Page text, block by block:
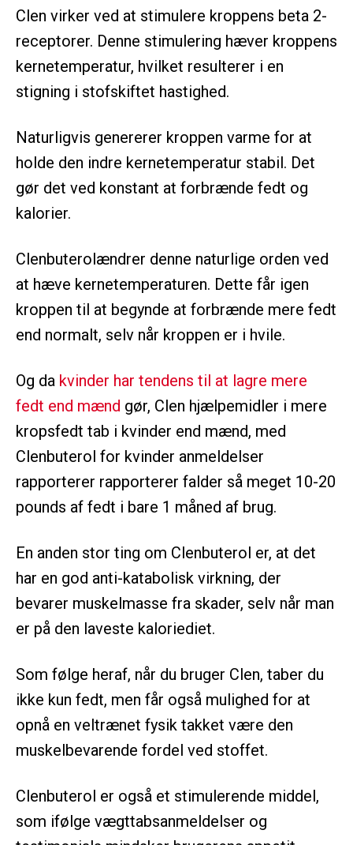
Clen virker ved at stimulere kroppens beta 2-
receptorer. Denne stimulering hæver kroppens
kernetemperatur, hvilket resulterer i en
stigning i stofskiftet hastighed.
Naturligvis genererer kroppen varme for at
holde den indre kernetemperatur stabil. Det
gør det ved konstant at forbrænde fedt og
kalorier.
Clenbuterolændrer denne naturlige orden ved
at hæve kernetemperaturen. Dette får igen
kroppen til at begynde at forbrænde mere fedt
end normalt, selv når kroppen er i hvile.
Og da kvinder har tendens til at lagre mere
fedt end mænd gør, Clen hjælpemidler i mere
kropsfedt tab i kvinder end mænd, med
Clenbuterol for kvinder anmeldelser
rapporterer rapporterer falder så meget 10-20
pounds af fedt i bare 1 måned af brug.
En anden stor ting om Clenbuterol er, at det
har en god anti-katabolisk virkning, der
bevarer muskelmasse fra skader, selv når man
er på den laveste kaloriediet.
Som følge heraf, når du bruger Clen, taber du
ikke kun fedt, men får også mulighed for at
opnå en veltrænet fysik takket være den
muskelbevarende fordel ved stoffet.
Clenbuterol er også et stimulerende middel,
som ifølge vægttabsanmeldelser og